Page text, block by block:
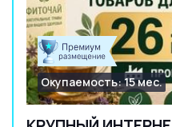
Окупаемость: 15 мес.